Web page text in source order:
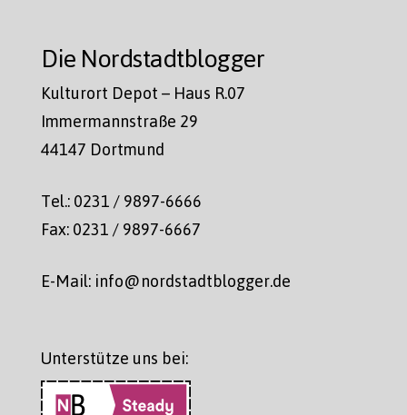
Die Nordstadtblogger
Kulturort Depot – Haus R.07
Immermannstraße 29
44147 Dortmund
Tel.: 0231 / 9897-6666
Fax: 0231 / 9897-6667
E-Mail: info@nordstadtblogger.de
Unterstütze uns bei: